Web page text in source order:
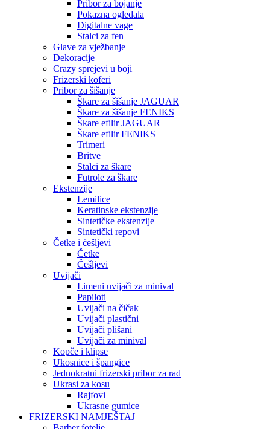
Pribor za bojanje
Pokazna ogledala
Digitalne vage
Stalci za fen
Glave za vježbanje
Dekoracije
Crazy sprejevi u boji
Frizerski koferi
Pribor za šišanje
Škare za šišanje JAGUAR
Škare za šišanje FENIKS
Škare efilir JAGUAR
Škare efilir FENIKS
Trimeri
Britve
Stalci za škare
Futrole za škare
Ekstenzije
Lemilice
Keratinske ekstenzije
Sintetičke ekstenzije
Sintetički repovi
Četke i češljevi
Četke
Češljevi
Uvijači
Limeni uvijači za minival
Papiloti
Uvijači na čičak
Uvijači plastični
Uvijači plišani
Uvijači za minival
Kopče i klipse
Ukosnice i špangice
Jednokratni frizerski pribor za rad
Ukrasi za kosu
Rajfovi
Ukrasne gumice
FRIZERSKI NAMJEŠTAJ